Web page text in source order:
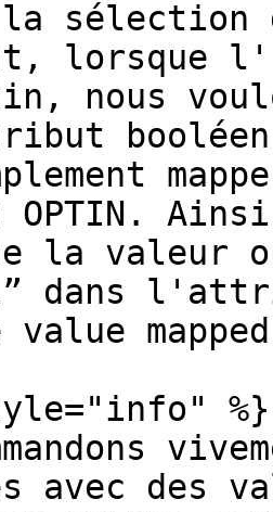
lorsque
nous
booléen
la valeur
dans
value
%}
avec des